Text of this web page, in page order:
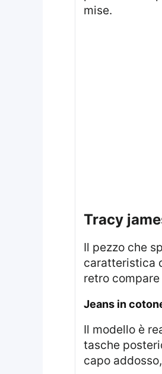
mise.
tracy
Il pezzo che
caratteristica
retro
jeans in
Il modello è
tasche
capo